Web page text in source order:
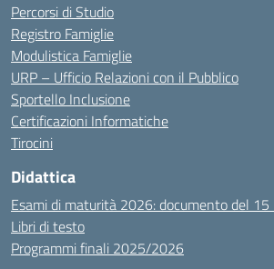
Percorsi di Studio
Registro Famiglie
Modulistica Famiglie
URP – Ufficio Relazioni con il Pubblico
Sportello Inclusione
Certificazioni Informatiche
Tirocini
Didattica
Esami di maturità 2026: documento del 15
Libri di testo
Programmi finali 2025/2026